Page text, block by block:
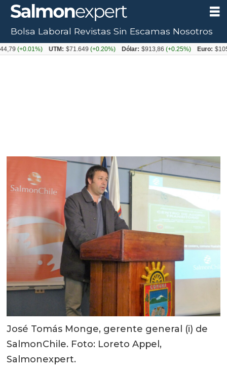
José Tomás Monge, gerente general (i) de
SalmonChile. Foto: Loreto Appel,
Salmonexpert.
Bolsa Laboral Revistas Sin Escamas Nosotros
UTM: $71.649(+0.20%) Dólar: $913,86(+0.25%) Euro: $1053,08